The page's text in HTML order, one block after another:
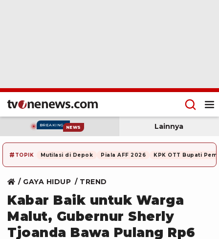
BREAKING NEWS Lainnya
# TOPIK Mutilasi di Depok Piala AFF 2026 KPK OTT Bupati
GAYA HIDUP TREND
Kabar Baik untuk Warga
Malut, Gubernur Sherly
Tjoanda Bawa Pulang Rp6